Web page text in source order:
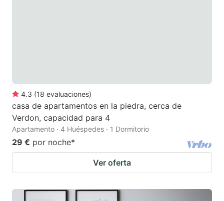
4.3 (18 evaluaciones)
casa de apartamentos en la piedra, cerca de
Verdon, capacidad para 4
Apartamento · 4 Huéspedes · 1 Dormitorio
29 € por noche*
Ver oferta